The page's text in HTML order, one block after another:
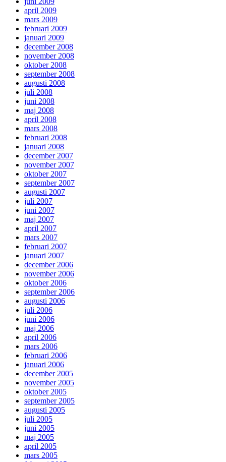
april 2009
mars 2009
februari 2009
januari 2009
december 2008
november 2008
oktober 2008
september 2008
augusti 2008
juli 2008
juni 2008
maj 2008
april 2008
mars 2008
februari 2008
januari 2008
december 2007
november 2007
oktober 2007
september 2007
augusti 2007
juli 2007
juni 2007
maj 2007
april 2007
mars 2007
februari 2007
januari 2007
december 2006
november 2006
oktober 2006
september 2006
augusti 2006
juli 2006
juni 2006
maj 2006
april 2006
mars 2006
februari 2006
januari 2006
december 2005
november 2005
oktober 2005
september 2005
augusti 2005
juli 2005
juni 2005
maj 2005
april 2005
mars 2005